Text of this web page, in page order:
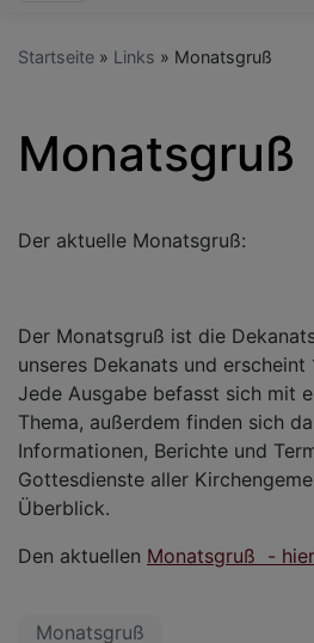
Startseite Links Monatsgruß
Monatsgruß
Der aktuelle Monatsgruß:
Der Monatsgruß ist die
unseres Dekanats und erscheint
Jede Ausgabe befasst sich mit
Thema, außerdem finden sich
Informationen, Berichte und
Gottesdienste aller
Überblick.
Den aktuellen Monatsgruß -
Monatsgruß